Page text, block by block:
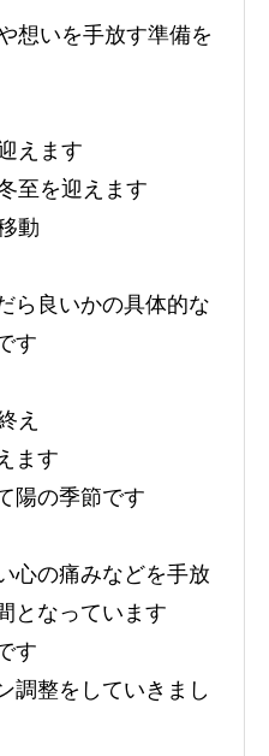
想いを手放す準備を
えます
至を迎えます
動
ら良いかの具体的な
す
え
ます
陽の季節です
心の痛みなどを手放
となっています
す
調整をしていきまし